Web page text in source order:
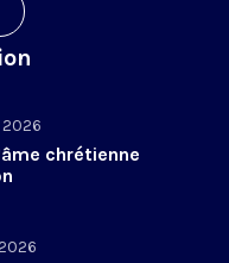
chrétienne